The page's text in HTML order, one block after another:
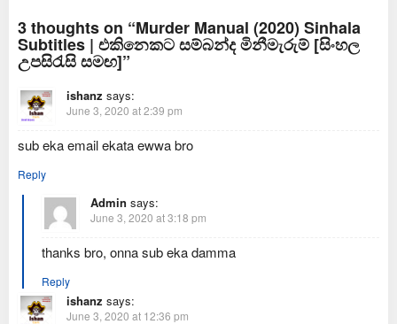
3 thoughts on “Murder Manual (2020) Sinhala
Subtitles | එකිනෙකට සම්බන්ද මිනීමැරුම් [සිංහල
උපසිරැසි සමඟ]”
ishanz says:
June 3, 2020 at 2:39 pm
sub eka email ekata ewwa bro
Reply
Admin says:
June 3, 2020 at 3:18 pm
thanks bro, onna sub eka damma
Reply
ishanz says:
June 3, 2020 at 12:36 pm